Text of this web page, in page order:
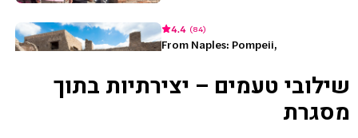
שילובי טעמים – יצירתיות בתוך
מסגרת